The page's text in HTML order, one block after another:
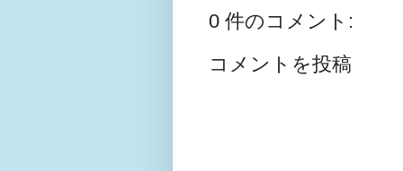
0 件のコメント:
コメントを投稿